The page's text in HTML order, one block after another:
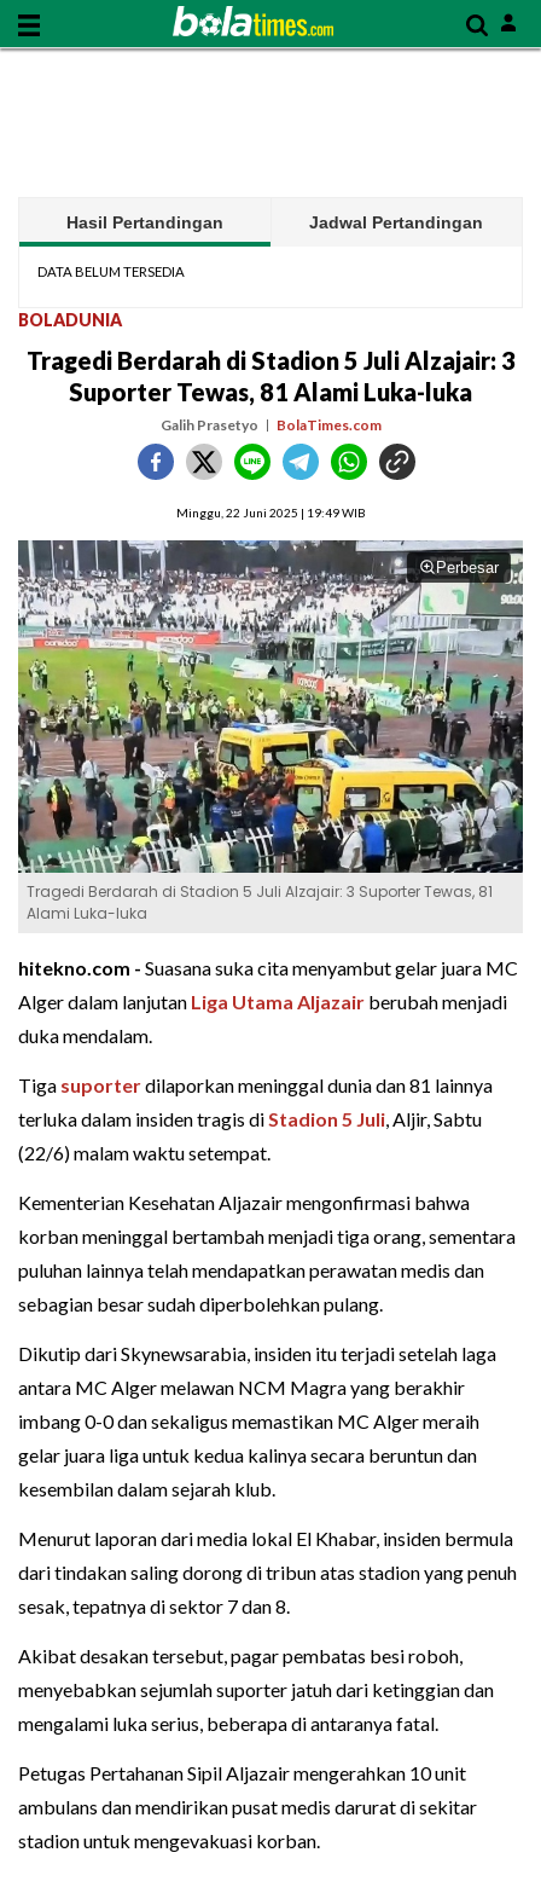
Hasil Pertandingan Jadwal Pertandingan
DATA BELUM TERSEDIA
BOLADUNIA
Tragedi Berdarah di Stadion 5 Juli Alzajair: 3
Suporter Tewas, 81 Alami Luka-luka
Galih Prasetyo BolaTimes.com
Minggu, 22 Juni 2025 | 19:49 WIB
Perbesar
Tragedi Berdarah di Stadion 5 Juli Alzajair: 3 Suporter Tewas, 81
Alami Luka-luka
hitekno.com - Suasana suka cita menyambut gelar juara MC
Alger dalam lanjutan Liga Utama Aljazair berubah menjadi
duka mendalam.
Tiga suporterdilaporkan meninggal dunia dan 81 lainnya
terluka dalam insiden tragis diStadion 5 Juli, Aljir, Sabtu
(22/6) malam waktu setempat.
Kementerian Kesehatan Aljazair mengonfirmasi bahwa
korban meninggal bertambah menjadi tiga orang, sementara
puluhan lainnya telah mendapatkan perawatan medis dan
sebagian besar sudah diperbolehkan pulang.
Dikutip dari Skynewsarabia, insiden itu terjadi setelah laga
antara MC Alger melawan NCM Magra yang berakhir
imbang 0-0 dan sekaligus memastikan MC Alger meraih
gelar juara liga untuk kedua kalinya secara beruntun dan
kesembilan dalam sejarah klub.
Menurut laporan dari media lokal El Khabar, insiden bermula
dari tindakan saling dorong di tribun atas stadion yang penuh
sesak, tepatnya di sektor 7 dan 8.
Akibat desakan tersebut, pagar pembatas besi roboh,
menyebabkan sejumlah suporter jatuh dari ketinggian dan
mengalami luka serius, beberapa di antaranya fatal.
Petugas Pertahanan Sipil Aljazair mengerahkan 10 unit
ambulans dan mendirikan pusat medis darurat di sekitar
stadion untuk mengevakuasi korban.